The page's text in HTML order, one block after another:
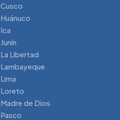
Cusco
Huánuco
Ica
Junín
La Libertad
Lambayeque
Lima
Loreto
Madre de Dios
Pasco